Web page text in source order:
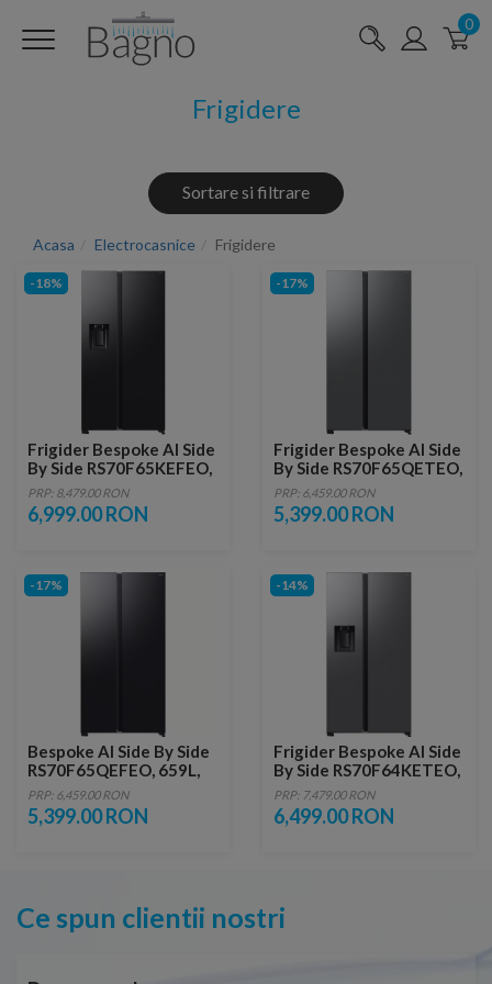
0
Frigidere
Sortare si filtrare
Acasa Electrocasnice Frigidere
-18%
Frigider Bespoke AI Side
By Side RS70F65KEFEO,
640L, Clasa E, AI Energy,
All Around & Metal
Cooling
PRP: 8,479.00 RON
6,999.00 RON
-17%
Frigider Bespoke AI Side
By Side RS70F65QETEO,
659L, Clasa E, AI Energy,
All Around & Metal
Cooling
PRP: 6,459.00 RON
5,399.00 RON
-17%
Bespoke AI Side By Side
RS70F65QEFEO, 659L,
Clasa E, AI Energy, All
Around Cooling
PRP: 6,459.00 RON
5,399.00 RON
-14%
Frigider Bespoke AI Side
By Side RS70F64KETEO,
640L, Clasa E, AI Energy,
All Around & Metal
Cooling
PRP: 7,479.00 RON
6,499.00 RON
Ce spun clientii nostri